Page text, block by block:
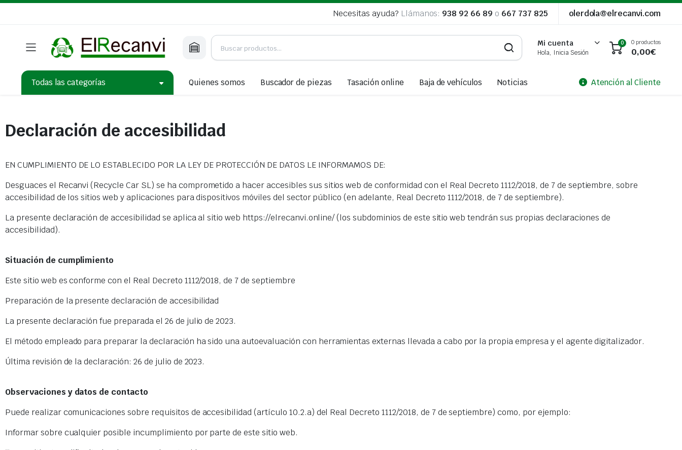
Necesitas ayuda? Llámanos: 938 92 66 89 o 667 737 825 olerdola@elrecanvi.com
Mi cuenta
Hola, Inicia Sesión
0 0 productos
0,00€
Todas las categorías Quienes somos Buscador de piezas Tasación online Baja de vehículos Noticias Atención al Cliente
Declaración de accesibilidad
EN CUMPLIMIENTO DE LO ESTABLECIDO POR LA LEY DE PROTECCIÓN DE DATOS LE INFORMAMOS DE:
Desguaces el Recanvi (Recycle Car SL) se ha comprometido a hacer accesibles sus sitios web de conformidad con el Real Decreto 1112/2018, de 7 de septiembre, sobre
accesibilidad de los sitios web y aplicaciones para dispositivos móviles del sector público (en adelante, Real Decreto 1112/2018, de 7 de septiembre).
La presente declaración de accesibilidad se aplica al sitio web https://elrecanvi.online/ (los subdominios de este sitio web tendrán sus propias declaraciones de
accesibilidad).
Situación de cumplimiento
Este sitio web es conforme con el Real Decreto 1112/2018, de 7 de septiembre
Preparación de la presente declaración de accesibilidad
La presente declaración fue preparada el 26 de julio de 2023.
El método empleado para preparar la declaración ha sido una autoevaluación con herramientas externas llevada a cabo por la propia empresa y el agente digitalizador.
Última revisión de la declaración: 26 de julio de 2023.
Observaciones y datos de contacto
Puede realizar comunicaciones sobre requisitos de accesibilidad (artículo 10.2.a) del Real Decreto 1112/2018, de 7 de septiembre) como, por ejemplo:
Informar sobre cualquier posible incumplimiento por parte de este sitio web.